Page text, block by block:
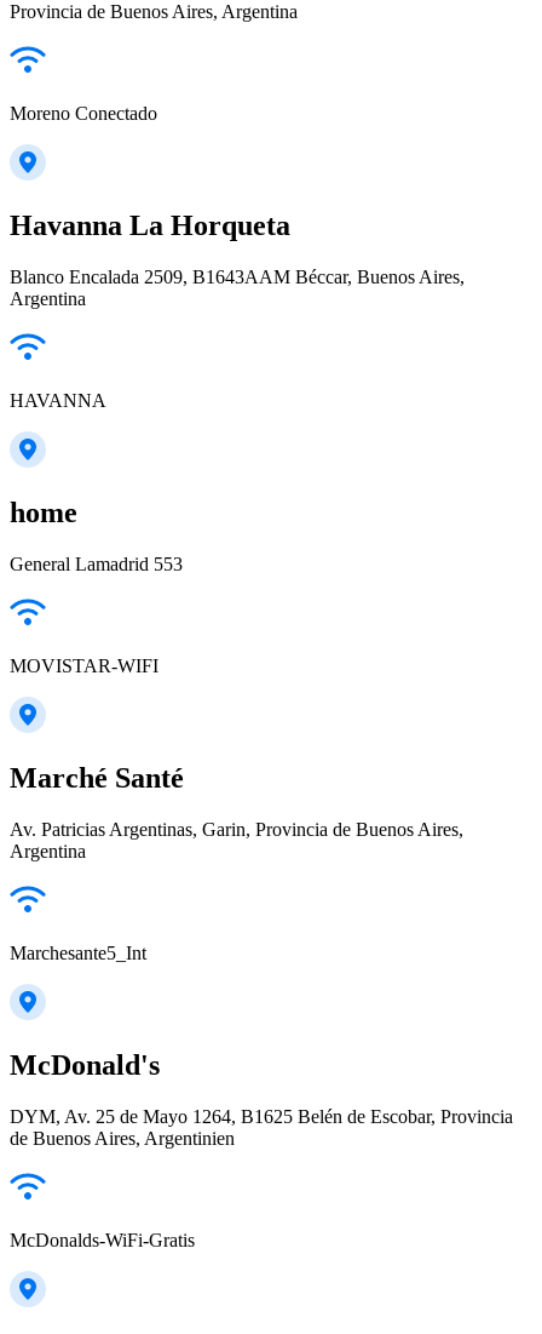
Provincia de Buenos Aires, Argentina
Moreno Conectado
Havanna La Horqueta
Blanco Encalada 2509, B1643AAM Béccar, Buenos Aires,
Argentina
HAVANNA
home
General Lamadrid 553
MOVISTAR-WIFI
Marché Santé
Av. Patricias Argentinas, Garin, Provincia de Buenos Aires,
Argentina
Marchesante5_Int
McDonald's
DYM, Av. 25 de Mayo 1264, B1625 Belén de Escobar, Provincia
de Buenos Aires, Argentinien
McDonalds-WiFi-Gratis